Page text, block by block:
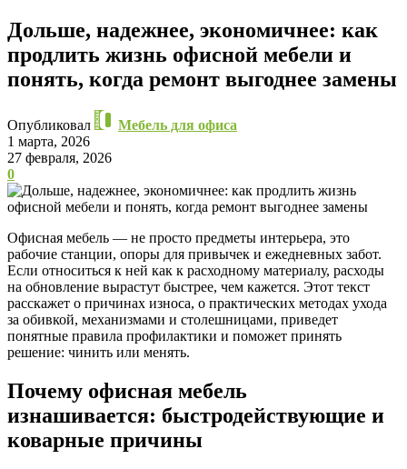
Дольше, надежнее, экономичнее: как
продлить жизнь офисной мебели и
понять, когда ремонт выгоднее замены
Опубликовал
Мебель для офиса
1 марта, 2026
27 февраля, 2026
0
Офисная мебель — не просто предметы интерьера, это
рабочие станции, опоры для привычек и ежедневных забот.
Если относиться к ней как к расходному материалу, расходы
на обновление вырастут быстрее, чем кажется. Этот текст
расскажет о причинах износа, о практических методах ухода
за обивкой, механизмами и столешницами, приведет
понятные правила профилактики и поможет принять
решение: чинить или менять.
Почему офисная мебель
изнашивается: быстродействующие и
коварные причины